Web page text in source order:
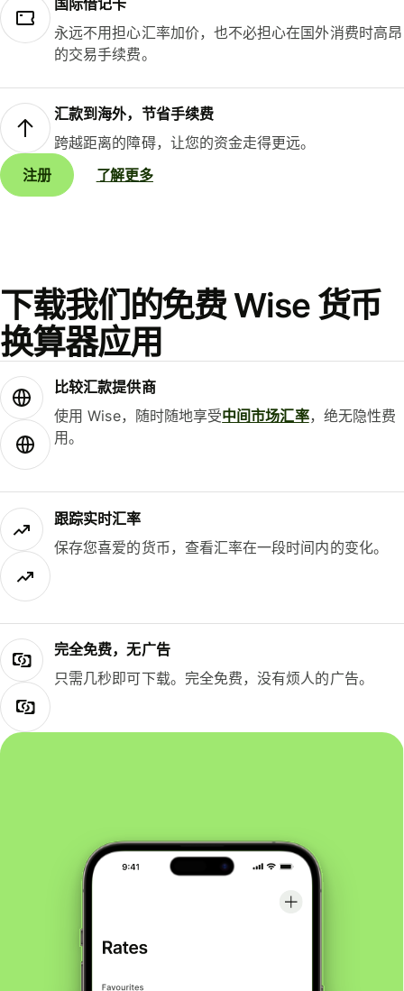
国际借记卡
永远不用担心汇率加价，也不必担心在国外消费时高昂
的交易手续费。
汇款到海外，节省手续费
跨越距离的障碍，让您的资金走得更远。
注册
了解更多
下载我们的免费 Wise 货币
换算器应用
比较汇款提供商
使用 Wise，随时随地享受中间市场汇率，绝无隐性费
用。
跟踪实时汇率
保存您喜爱的货币，查看汇率在一段时间内的变化。
完全免费，无广告
只需几秒即可下载。完全免费，没有烦人的广告。